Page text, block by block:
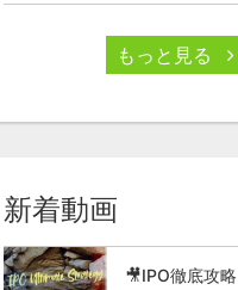
もっと見る
新着動画
🎥IPO徹底攻略